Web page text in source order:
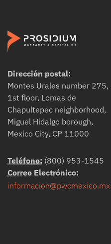
Dirección postal:
Montes Urales number 275,
1st floor, Lomas de
Chapultepec neighborhood,
Miguel Hidalgo borough,
Mexico City, CP 11000
Teléfono: (800) 953-1545
Correo Electrónico:
informacion@pwcmexico.mx